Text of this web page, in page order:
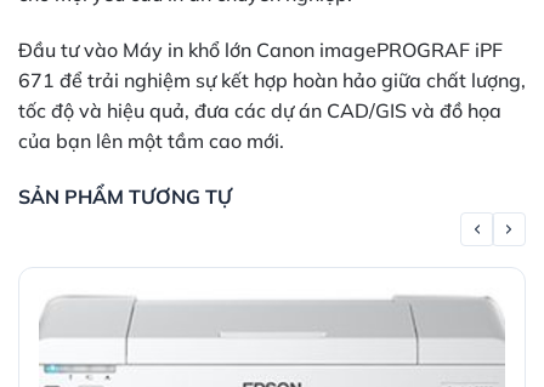
Đầu tư vào Máy in khổ lớn Canon imagePROGRAF iPF
671 để trải nghiệm sự kết hợp hoàn hảo giữa chất lượng,
tốc độ và hiệu quả, đưa các dự án CAD/GIS và đồ họa
của bạn lên một tầm cao mới.
SẢN PHẨM TƯƠNG TỰ